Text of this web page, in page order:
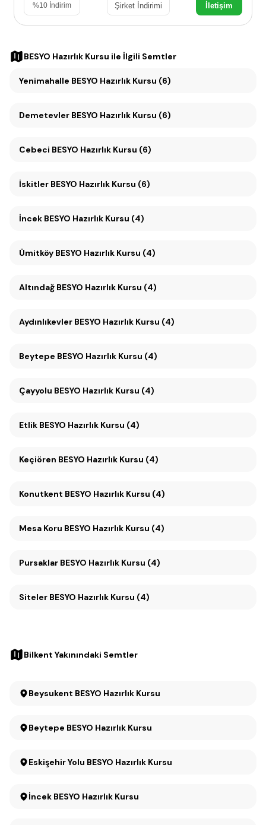
%10 İndirim Şirket İndirimi İletişim
BESYO Hazırlık Kursu ile İlgili Semtler
Yenimahalle BESYO Hazırlık Kursu (6)
Demetevler BESYO Hazırlık Kursu (6)
Cebeci BESYO Hazırlık Kursu (6)
İskitler BESYO Hazırlık Kursu (6)
İncek BESYO Hazırlık Kursu (4)
Ümitköy BESYO Hazırlık Kursu (4)
Altındağ BESYO Hazırlık Kursu (4)
Aydınlıkevler BESYO Hazırlık Kursu (4)
Beytepe BESYO Hazırlık Kursu (4)
Çayyolu BESYO Hazırlık Kursu (4)
Etlik BESYO Hazırlık Kursu (4)
Keçiören BESYO Hazırlık Kursu (4)
Konutkent BESYO Hazırlık Kursu (4)
Mesa Koru BESYO Hazırlık Kursu (4)
Pursaklar BESYO Hazırlık Kursu (4)
Siteler BESYO Hazırlık Kursu (4)
Bilkent Yakınındaki Semtler
Beysukent BESYO Hazırlık Kursu
Beytepe BESYO Hazırlık Kursu
Eskişehir Yolu BESYO Hazırlık Kursu
İncek BESYO Hazırlık Kursu